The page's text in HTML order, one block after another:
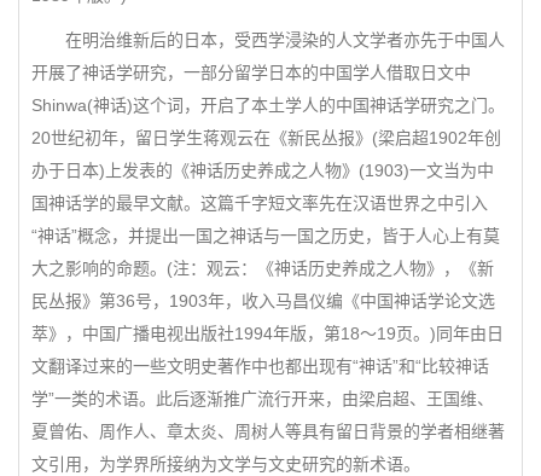
在明治维新后的日本，受西学浸染的人文学者亦先于中国人
开展了神话学研究，一部分留学日本的中国学人借取日文中
Shinwa(神话)这个词，开启了本土学人的中国神话学研究之门。
20世纪初年，留日学生蒋观云在《新民丛报》(梁启超1902年创
办于日本)上发表的《神话历史养成之人物》(1903)一文当为中
国神话学的最早文献。这篇千字短文率先在汉语世界之中引入
“神话”概念，并提出一国之神话与一国之历史，皆于人心上有莫
大之影响的命题。(注：观云：《神话历史养成之人物》，《新
民丛报》第36号，1903年，收入马昌仪编《中国神话学论文选
萃》，中国广播电视出版社1994年版，第18～19页。)同年由日
文翻译过来的一些文明史著作中也都出现有“神话”和“比较神话
学”一类的术语。此后逐渐推广流行开来，由梁启超、王国维、
夏曾佑、周作人、章太炎、周树人等具有留日背景的学者相继著
文引用，为学界所接纳为文学与文史研究的新术语。